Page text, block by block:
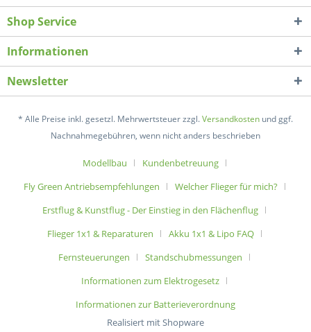
Shop Service
Informationen
Newsletter
* Alle Preise inkl. gesetzl. Mehrwertsteuer zzgl.Versandkosten und ggf.
Nachnahmegebühren, wenn nicht anders beschrieben
Modellbau
Kundenbetreuung
Fly Green Antriebsempfehlungen
Welcher Flieger für mich?
Erstflug & Kunstflug - Der Einstieg in den Flächenflug
Flieger 1x1 & Reparaturen
Akku 1x1 & Lipo FAQ
Fernsteuerungen
Standschubmessungen
Informationen zum Elektrogesetz
Informationen zur Batterieverordnung
Realisiert mit Shopware